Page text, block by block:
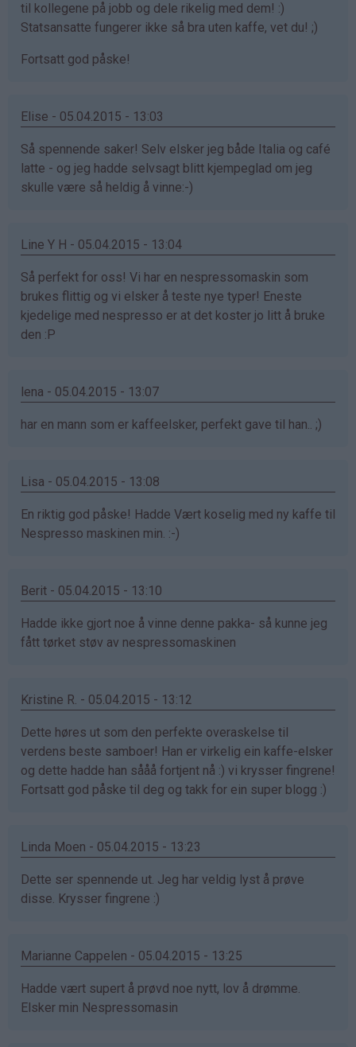
til kollegene på jobb og dele rikelig med dem! :)
Statsansatte fungerer ikke så bra uten kaffe, vet du! ;)
Fortsatt god påske!
Elise - 05.04.2015 - 13:03
Så spennende saker! Selv elsker jeg både Italia og café
latte - og jeg hadde selvsagt blitt kjempeglad om jeg
skulle være så heldig å vinne:-)
Line Y H - 05.04.2015 - 13:04
Så perfekt for oss! Vi har en nespressomaskin som
brukes flittig og vi elsker å teste nye typer! Eneste
kjedelige med nespresso er at det koster jo litt å bruke
den :P
lena - 05.04.2015 - 13:07
har en mann som er kaffeelsker, perfekt gave til han.. ;)
Lisa - 05.04.2015 - 13:08
En riktig god påske! Hadde Vært koselig med ny kaffe til
Nespresso maskinen min. :-)
Berit - 05.04.2015 - 13:10
Hadde ikke gjort noe å vinne denne pakka- så kunne jeg
fått tørket støv av nespressomaskinen
Kristine R. - 05.04.2015 - 13:12
Dette høres ut som den perfekte overaskelse til
verdens beste samboer! Han er virkelig ein kaffe-elsker
og dette hadde han sååå fortjent nå :) vi krysser fingrene!
Fortsatt god påske til deg og takk for ein super blogg :)
Linda Moen - 05.04.2015 - 13:23
Dette ser spennende ut. Jeg har veldig lyst å prøve
disse. Krysser fingrene :)
Marianne Cappelen - 05.04.2015 - 13:25
Hadde vært supert å prøvd noe nytt, lov å drømme.
Elsker min Nespressomasin